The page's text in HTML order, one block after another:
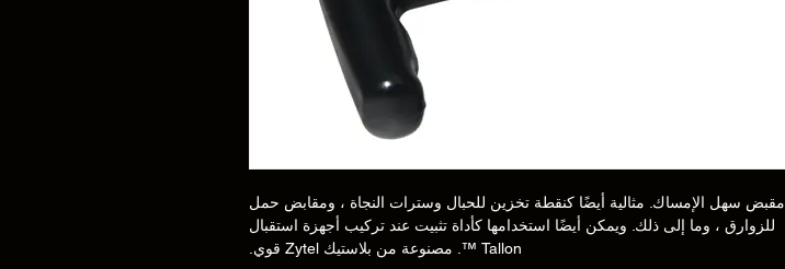
مقبض سهل الإمساك. مثالية أيضًا كنقطة تخزين للحبال وسترات النجاة ، ومقابض حمل
للزوارق ، وما إلى ذلك. ويمكن أيضًا استخدامها كأداة تثبيت عند تركيب أجهزة استقبال
Tallon ™. مصنوعة من بلاستيك Zytel قوي.